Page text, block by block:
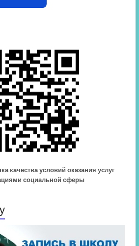
качества условий оказания услуг
социальной сферы